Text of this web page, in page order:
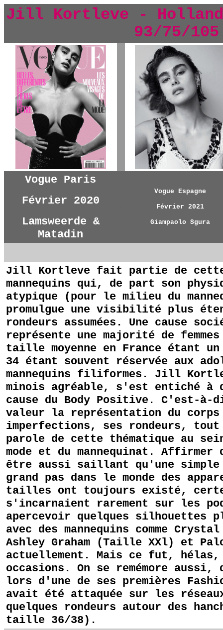
Jill Kortleve -
93/75/105
Vogue Paris
Février 2020
Lamsweerde &
Matadin
Vogue Espagne
Février 2021
Giampaolo Sgura
Jill Kortleve fait partie de cette
mannequins qui, de part son
atypique (pour le milieu du
promulgue une visibilité plus
rondeurs assumées. Une cause
représente une majorité de
taille moyenne en France étant
34 étant souvent réservée aux
mannequins filiformes. Jill
minois agréable, s'est entiché à
cause du Body Positive. C'est-à-
valeur la représentation du corps
imperfections, ses rondeurs,
parole de cette thématique au
mode et du mannequinat.
être aussi saillant qu'une
grand pas dans le monde des
tailles ont toujours existé,
s'incarnaient rarement sur les
apercevoir quelques silhouettes
avec des mannequins comme
Ashley Graham (Taille XXl) et
actuellement. Mais ce fut,
occasions. On se remémore
lors d'une de ses premières
avait été attaquée sur les
quelques rondeurs autour des
taille 36/38).